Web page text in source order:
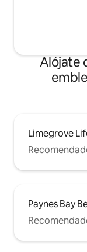
Alójate
Limegrove
Paynes Bay